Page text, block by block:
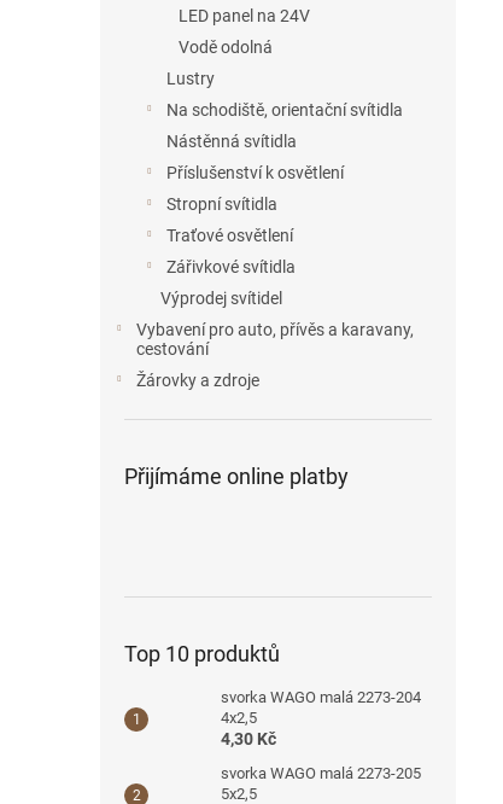
LED panel na 24V
Vodě odolná
Lustry
Na schodiště, orientační svítidla
Nástěnná svítidla
Příslušenství k osvětlení
Stropní svítidla
Traťové osvětlení
Zářivkové svítidla
Výprodej svítidel
Vybavení pro auto, přívěs a karavany,
cestování
Žárovky a zdroje
Přijímáme online platby
Top 10 produktů
svorka WAGO malá 2273-204
4x2,5
4,30 Kč
svorka WAGO malá 2273-205
5x2,5